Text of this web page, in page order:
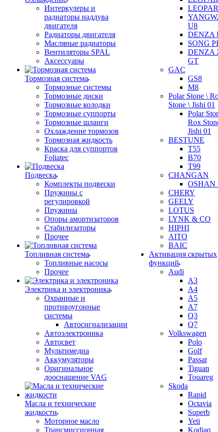
Интеркулеры и
радиаторы наддува
двигателя
Радиаторы двигателя
Масляные радиаторы
Вентиляторы SPAL
Аксессуары
Тормозная система
Тормозные системы
Тормозные диски
Тормозные колодки
Тормозные суппорты
Тормозные шланги
Охлаждение тормозов
Тормозная жидкость
Краска для суппортов
Foliatec
Подвеска
Комплекты подвески
Пружины с
регулировкой
Пружины
Опоры амортизаторов
Стабилизаторы
Прочее
Топливная система
Топливные насосы
Прочее
Электрика и электроника
Охранные и
противоугонные
системы
Автосигнализации
Автоэлектроника
Автосвет
Мультимедиа
Аккумуляторы
Оригинальное
дооснащение VAG
Масла и технические
жидкости
Моторное масло
Трансмиссионная
U8
DENZA
SONG
DENZA
GT
GAC
GS8
M8
Polar Stone \
Stone \ Jishi 01
Polar
Rox
Jishi 01
BESTUNE
T55
B70
T99
CHANGAN
OSHAN
CHERY
GEELY
LOTUS
LYNK & CO
HIPHI
AITO
BAIC
Активация скрытых
функций
Audi
A3
A4
A5
A7
Q3
Q7
Volkswagen
Polo
Golf
Passat
Tiguan
Touareg
Skoda
Rapid
Octavia
Superb
Yeti
Kodiaq